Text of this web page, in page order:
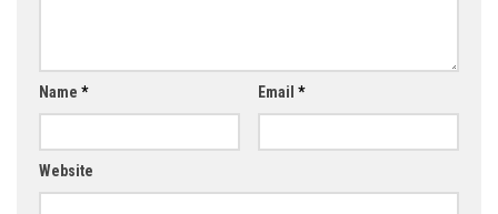
Name * Email *
Website